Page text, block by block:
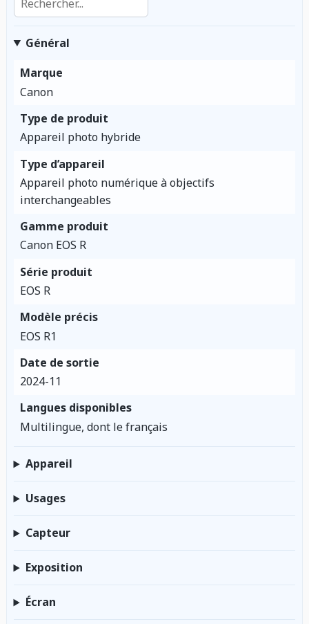
Général
Marque
Canon
Type de produit
Appareil photo hybride
Type d’appareil
Appareil photo numérique à objectifs
interchangeables
Gamme produit
Canon EOS R
Série produit
EOS R
Modèle précis
EOS R1
Date de sortie
2024-11
Langues disponibles
Multilingue, dont le français
Appareil
Usages
Capteur
Exposition
Écran